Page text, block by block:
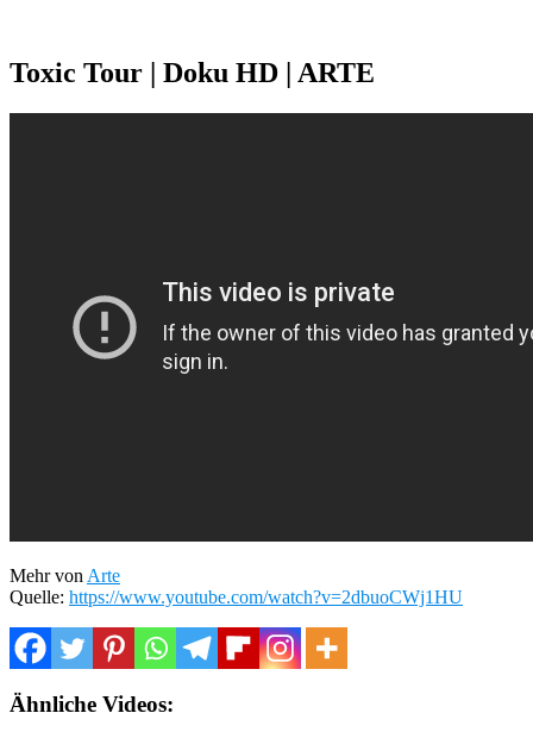
Toxic Tour | Doku HD | ARTE
Mehr von Arte
Quelle: https://www.youtube.com/watch?v=2dbuoCWj1HU
Ähnliche Videos: